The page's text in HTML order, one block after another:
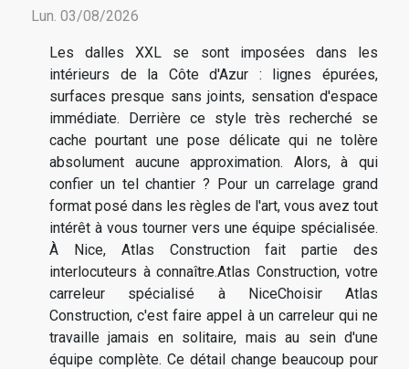
Lun. 03/08/2026
Les dalles XXL se sont imposées dans les
intérieurs de la Côte d'Azur : lignes épurées,
surfaces presque sans joints, sensation d'espace
immédiate. Derrière ce style très recherché se
cache pourtant une pose délicate qui ne tolère
absolument aucune approximation. Alors, à qui
confier un tel chantier ? Pour un carrelage grand
format posé dans les règles de l'art, vous avez tout
intérêt à vous tourner vers une équipe spécialisée.
À Nice, Atlas Construction fait partie des
interlocuteurs à connaître.Atlas Construction, votre
carreleur spécialisé à NiceChoisir Atlas
Construction, c'est faire appel à un carreleur qui ne
travaille jamais en solitaire, mais au sein d'une
équipe complète. Ce détail change beaucoup pour